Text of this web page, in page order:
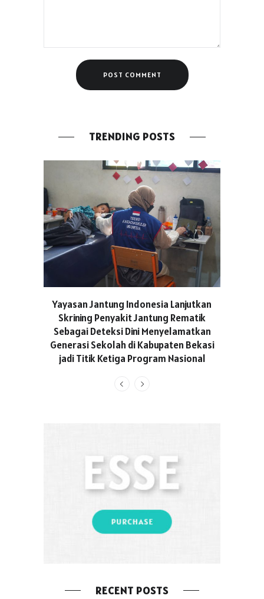
TRENDING POSTS
Yayasan Jantung Indonesia Lanjutkan
Skrining Penyakit Jantung Rematik
Sebagai Deteksi Dini Menyelamatkan
Generasi Sekolah di Kabupaten Bekasi
jadi Titik Ketiga Program Nasional
RECENT POSTS